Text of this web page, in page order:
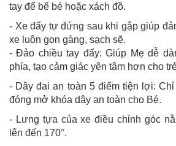
tay để bế bé hoặc xách đồ.
- Xe đẩy tự đứng sau khi gập giúp
xe luôn gọn gàng, sạch sẽ.
- Đảo chiều tay đẩy: Giúp Mẹ dễ
phía, tạo cảm giác yên tâm hơn cho
- Dây đai an toàn 5 điểm tiện lợi:
đóng mở khóa dây an toàn cho Bé.
- Lưng tựa của xe điều chỉnh góc
lên đến 170°.